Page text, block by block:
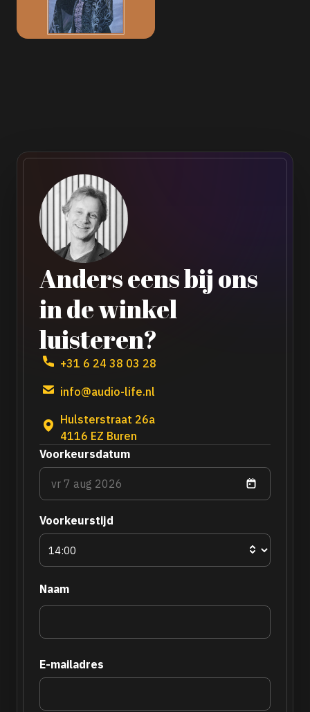
Anders eens bij ons
in de winkel
luisteren?
+31 6 24 38 03 28
info@audio-life.nl
Hulsterstraat 26a
4116 EZ Buren
Voorkeursdatum
Voorkeurstijd
Naam
E-mailadres